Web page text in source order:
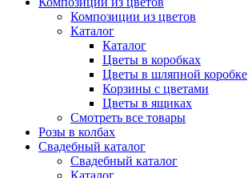
Композиции из цветов
Каталог
Каталог
Цветы в коробках
Цветы в шляпной коробке
Корзины с цветами
Цветы в ящиках
Смотреть все товары
Розы в колбах
Свадебный каталог
Свадебный каталог